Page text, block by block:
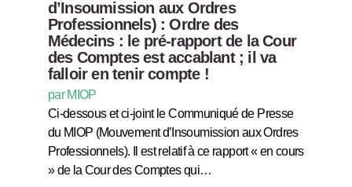
d’Insoumission aux Ordres
Professionnels) : Ordre des
Médecins : le pré-rapport de la Cour
des Comptes est accablant ; il va
falloir en tenir compte !
par MIOP
Ci-dessous et ci-joint le Communiqué de Presse
du MIOP (Mouvement d’Insoumission aux Ordres
Professionnels). Il est relatif à ce rapport « en cours
» de la Cour des Comptes qui…